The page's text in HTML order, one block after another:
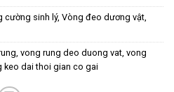
cường sinh lý, Vòng đeo dương vật,
, vong rung deo duong vat, vong
keo dai thoi gian co gai